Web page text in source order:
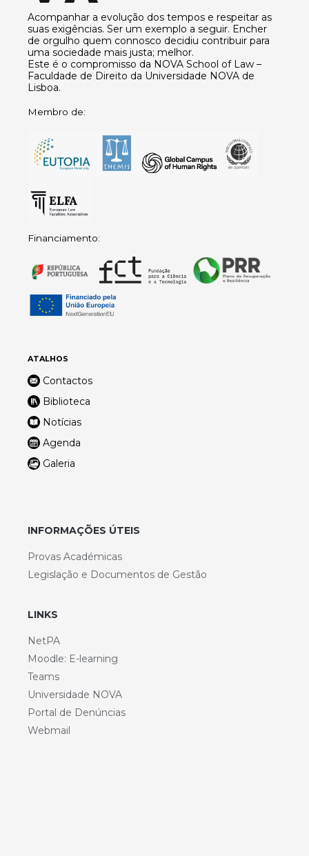
Acompanhar a evolução dos tempos e respeitar as
suas exigências. Ser um exemplo a seguir. Encher
de orgulho quem connosco decidiu contribuir para
uma sociedade mais justa; melhor.
Este é o compromisso da NOVA School of Law –
Faculdade de Direito da Universidade NOVA de
Lisboa.
Membro de:
Financiamento:
ATALHOS
Contactos
Biblioteca
Notícias
Agenda
Galeria
INFORMAÇÕES ÚTEIS
Provas Académicas
Legislação e Documentos de Gestão
LINKS
NetPA
Moodle: E-learning
Teams
Universidade NOVA
Portal de Denúncias
Webmail